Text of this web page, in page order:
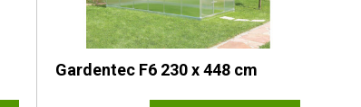
Gardentec F6 230 x 448 cm